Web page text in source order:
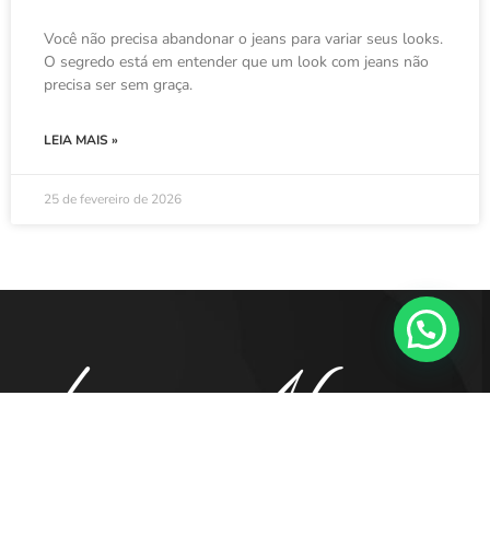
Você não precisa abandonar o jeans para variar seus looks.
O segredo está em entender que um look com jeans não
precisa ser sem graça.
LEIA MAIS »
25 de fevereiro de 2026